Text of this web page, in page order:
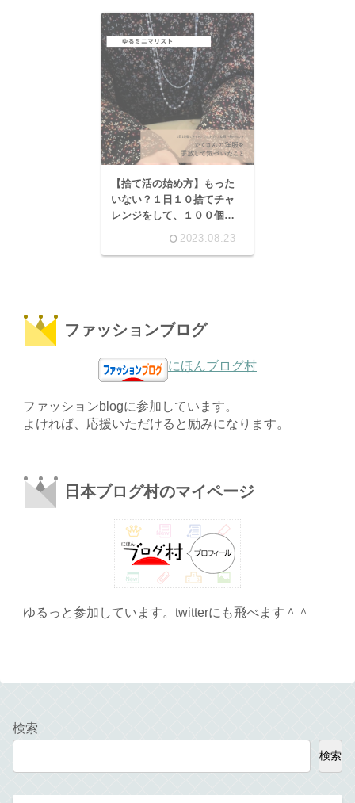
【捨て活の始め方】もった
いない？１日１０捨てチャ
レンジをして、１００個の
2023.08.23
ファッションブログ
にほんブログ村
ファッションblogに参加しています。
よければ、応援いただけると励みになります。
日本ブログ村のマイページ
ゆるっと参加しています。twitterにも飛べます＾＾
検索
検索